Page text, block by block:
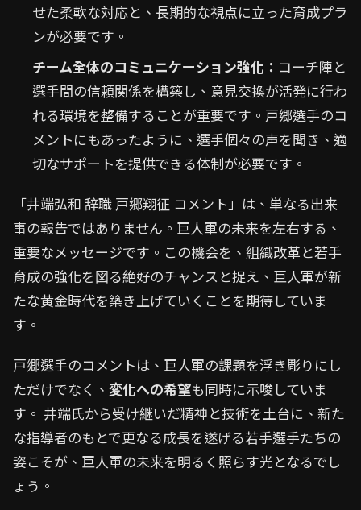
せた柔軟な対応と、長期的な視点に立った育成プラ
ンが必要です。
チーム全体のコミュニケーション強化： コーチ陣と
選手間の信頼関係を構築し、意見交換が活発に行わ
れる環境を整備することが重要です。戸郷選手のコ
メントにもあったように、選手個々の声を聞き、適
切なサポートを提供できる体制が必要です。
「井端弘和 辞職 戸郷翔征 コメント」は、単なる出来
事の報告ではありません。巨人軍の未来を左右する、
重要なメッセージです。この機会を、組織改革と若手
育成の強化を図る絶好のチャンスと捉え、巨人軍が新
たな黄金時代を築き上げていくことを期待していま
す。
戸郷選手のコメントは、巨人軍の課題を浮き彫りにし
ただけでなく、 変化への希望も同時に示唆していま
す。 井端氏から受け継いだ精神と技術を土台に、新た
な指導者のもとで更なる成長を遂げる若手選手たちの
姿こそが、巨人軍の未来を明るく照らす光となるでし
ょう。